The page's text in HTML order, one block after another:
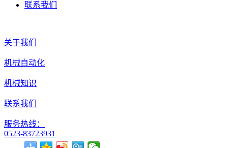
联系我们
关于我们
机械自动化
机械知识
联系我们
服务热线：
0523-83723931